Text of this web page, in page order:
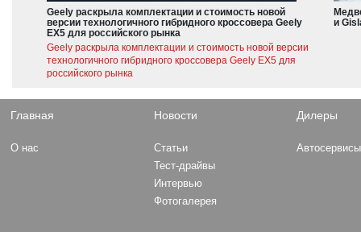
Geely раскрыла комплектации и стоимость новой
версии технологичного гибридного кроссовера Geely
EX5 для российского рынка
Geely раскрыла комплектации и стоимость новой версии
технологичного гибридного кроссовера Geely EX5 для
российского рынка
и
Главная
О нас
Новости
Статьи
Тест-драйвы
Интервью
Фотогалерея
Дилеры
Автосервисы